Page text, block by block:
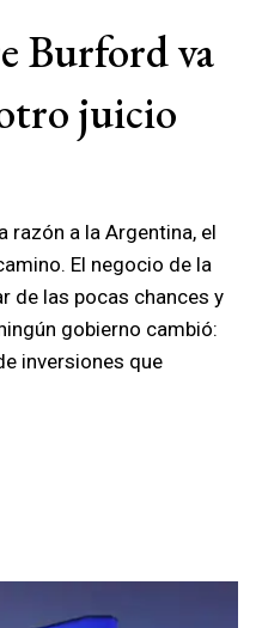
Burford va
juicio
razón a la Argentina, el
El negocio de la
de las pocas chances y
gobierno cambió:
inversiones que